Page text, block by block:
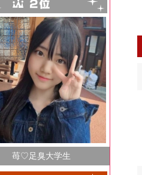
苺♡足臭大学生